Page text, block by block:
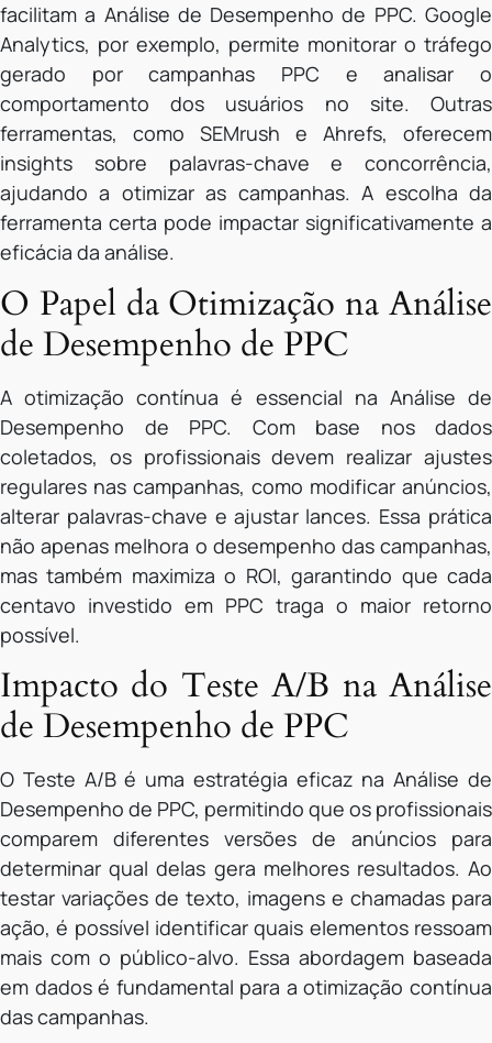
facilitam a Análise de Desempenho de PPC. Google
Analytics, por exemplo, permite monitorar o tráfego
gerado por campanhas PPC e analisar o
comportamento dos usuários no site. Outras
ferramentas, como SEMrush e Ahrefs, oferecem
insights sobre palavras-chave e concorrência,
ajudando a otimizar as campanhas. A escolha da
ferramenta certa pode impactar significativamente a
eficácia da análise.
O Papel da Otimização na Análise
de Desempenho de PPC
A otimização contínua é essencial na Análise de
Desempenho de PPC. Com base nos dados
coletados, os profissionais devem realizar ajustes
regulares nas campanhas, como modificar anúncios,
alterar palavras-chave e ajustar lances. Essa prática
não apenas melhora o desempenho das campanhas,
mas também maximiza o ROI, garantindo que cada
centavo investido em PPC traga o maior retorno
possível.
Impacto do Teste A/B na Análise
de Desempenho de PPC
O Teste A/B é uma estratégia eficaz na Análise de
Desempenho de PPC, permitindo que os profissionais
comparem diferentes versões de anúncios para
determinar qual delas gera melhores resultados. Ao
testar variações de texto, imagens e chamadas para
ação, é possível identificar quais elementos ressoam
mais com o público-alvo. Essa abordagem baseada
em dados é fundamental para a otimização contínua
das campanhas.